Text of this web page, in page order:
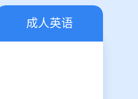
成人英语